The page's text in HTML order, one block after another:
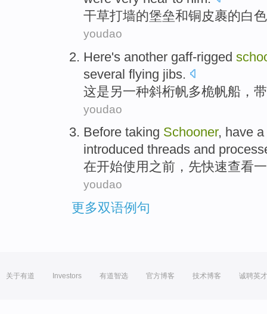
干草打墙的堡垒和铜皮裹的白色
youdao
Here's another gaff-rigged
several flying jibs.
这是 另一种斜桁帆多桅帆船 ，
youdao
Before taking Schooner, have a
introduced threads and
在开始使用 之前 ， 先快速查看
youdao
更多双语例句
关于有道 Investors 有道智选 官方博客 技术博客 诚聘英才